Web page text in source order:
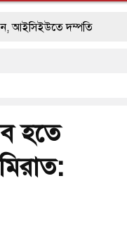
দম্পতি
ইউনূস
হতে